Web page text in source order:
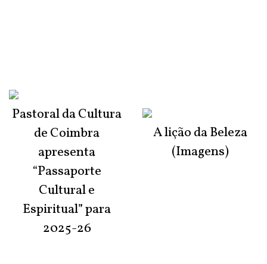
Pastoral da Cultura
de Coimbra
apresenta
“Passaporte
Cultural e
Espiritual” para
2025-26
A lição da Beleza
(Imagens)